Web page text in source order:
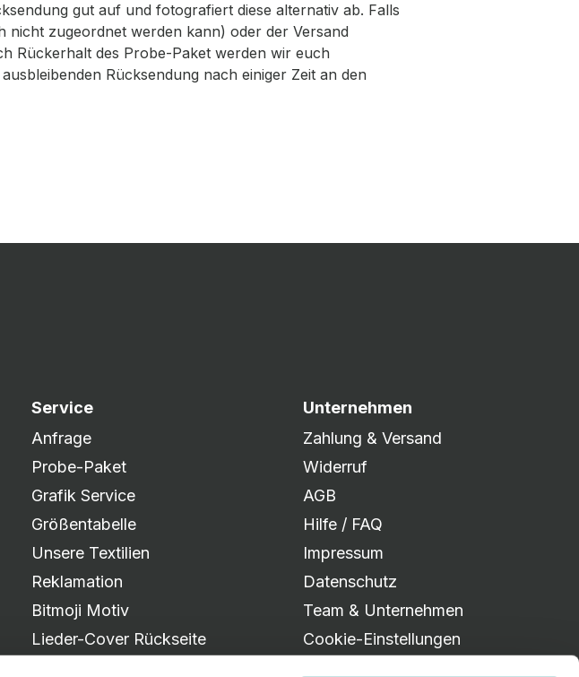
gut auf und fotografiert diese alternativ ab. Falls
nicht zugeordnet werden kann) oder der Versand
Rückerhalt des Probe-Paket werden wir euch
Rücksendung nach einiger Zeit an den
Service
Anfrage
Probe-Paket
Grafik Service
Größentabelle
Unsere Textilien
Reklamation
Bitmoji Motiv
Lieder-Cover Rückseite
Unternehmen
Zahlung & Versand
Widerruf
AGB
Hilfe / FAQ
Impressum
Datenschutz
Team & Unternehmen
Cookie-Einstellungen